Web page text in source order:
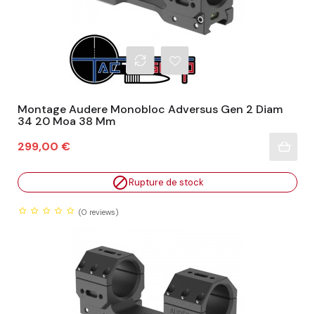
Montage Audere Monobloc Adversus Gen 2 Diam
34 20 Moa 38 Mm
Prix
299,00 €
Rupture de stock
(0 reviews)